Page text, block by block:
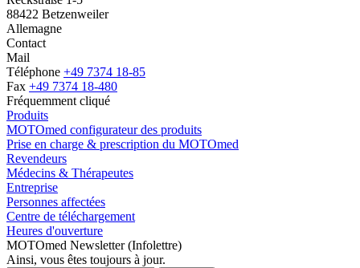
88422 Betzenweiler
Allemagne
Contact
Mail
Téléphone +49 7374 18-85
Fax +49 7374 18-480
Fréquemment cliqué
Produits
MOTOmed configurateur des produits
Prise en charge & prescription du MOTOmed
Revendeurs
Médecins & Thérapeutes
Entreprise
Personnes affectées
Centre de téléchargement
Heures d'ouverture
MOTOmed Newsletter (Infolettre)
Ainsi, vous êtes toujours à jour.